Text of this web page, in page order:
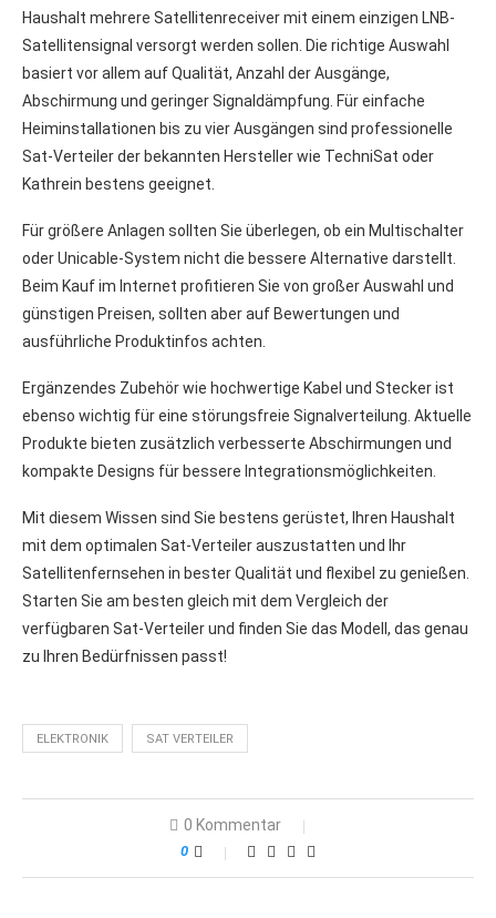
Haushalt mehrere Satellitenreceiver mit einem einzigen LNB-
Satellitensignal versorgt werden sollen. Die richtige Auswahl
basiert vor allem auf Qualität, Anzahl der Ausgänge,
Abschirmung und geringer Signaldämpfung. Für einfache
Heiminstallationen bis zu vier Ausgängen sind professionelle
Sat-Verteiler der bekannten Hersteller wie TechniSat oder
Kathrein bestens geeignet.
Für größere Anlagen sollten Sie überlegen, ob ein Multischalter
oder Unicable-System nicht die bessere Alternative darstellt.
Beim Kauf im Internet profitieren Sie von großer Auswahl und
günstigen Preisen, sollten aber auf Bewertungen und
ausführliche Produktinfos achten.
Ergänzendes Zubehör wie hochwertige Kabel und Stecker ist
ebenso wichtig für eine störungsfreie Signalverteilung. Aktuelle
Produkte bieten zusätzlich verbesserte Abschirmungen und
kompakte Designs für bessere Integrationsmöglichkeiten.
Mit diesem Wissen sind Sie bestens gerüstet, Ihren Haushalt
mit dem optimalen Sat-Verteiler auszustatten und Ihr
Satellitenfernsehen in bester Qualität und flexibel zu genießen.
Starten Sie am besten gleich mit dem Vergleich der
verfügbaren Sat-Verteiler und finden Sie das Modell, das genau
zu Ihren Bedürfnissen passt!
ELEKTRONIK SAT VERTEILER
0 Kommentar
0